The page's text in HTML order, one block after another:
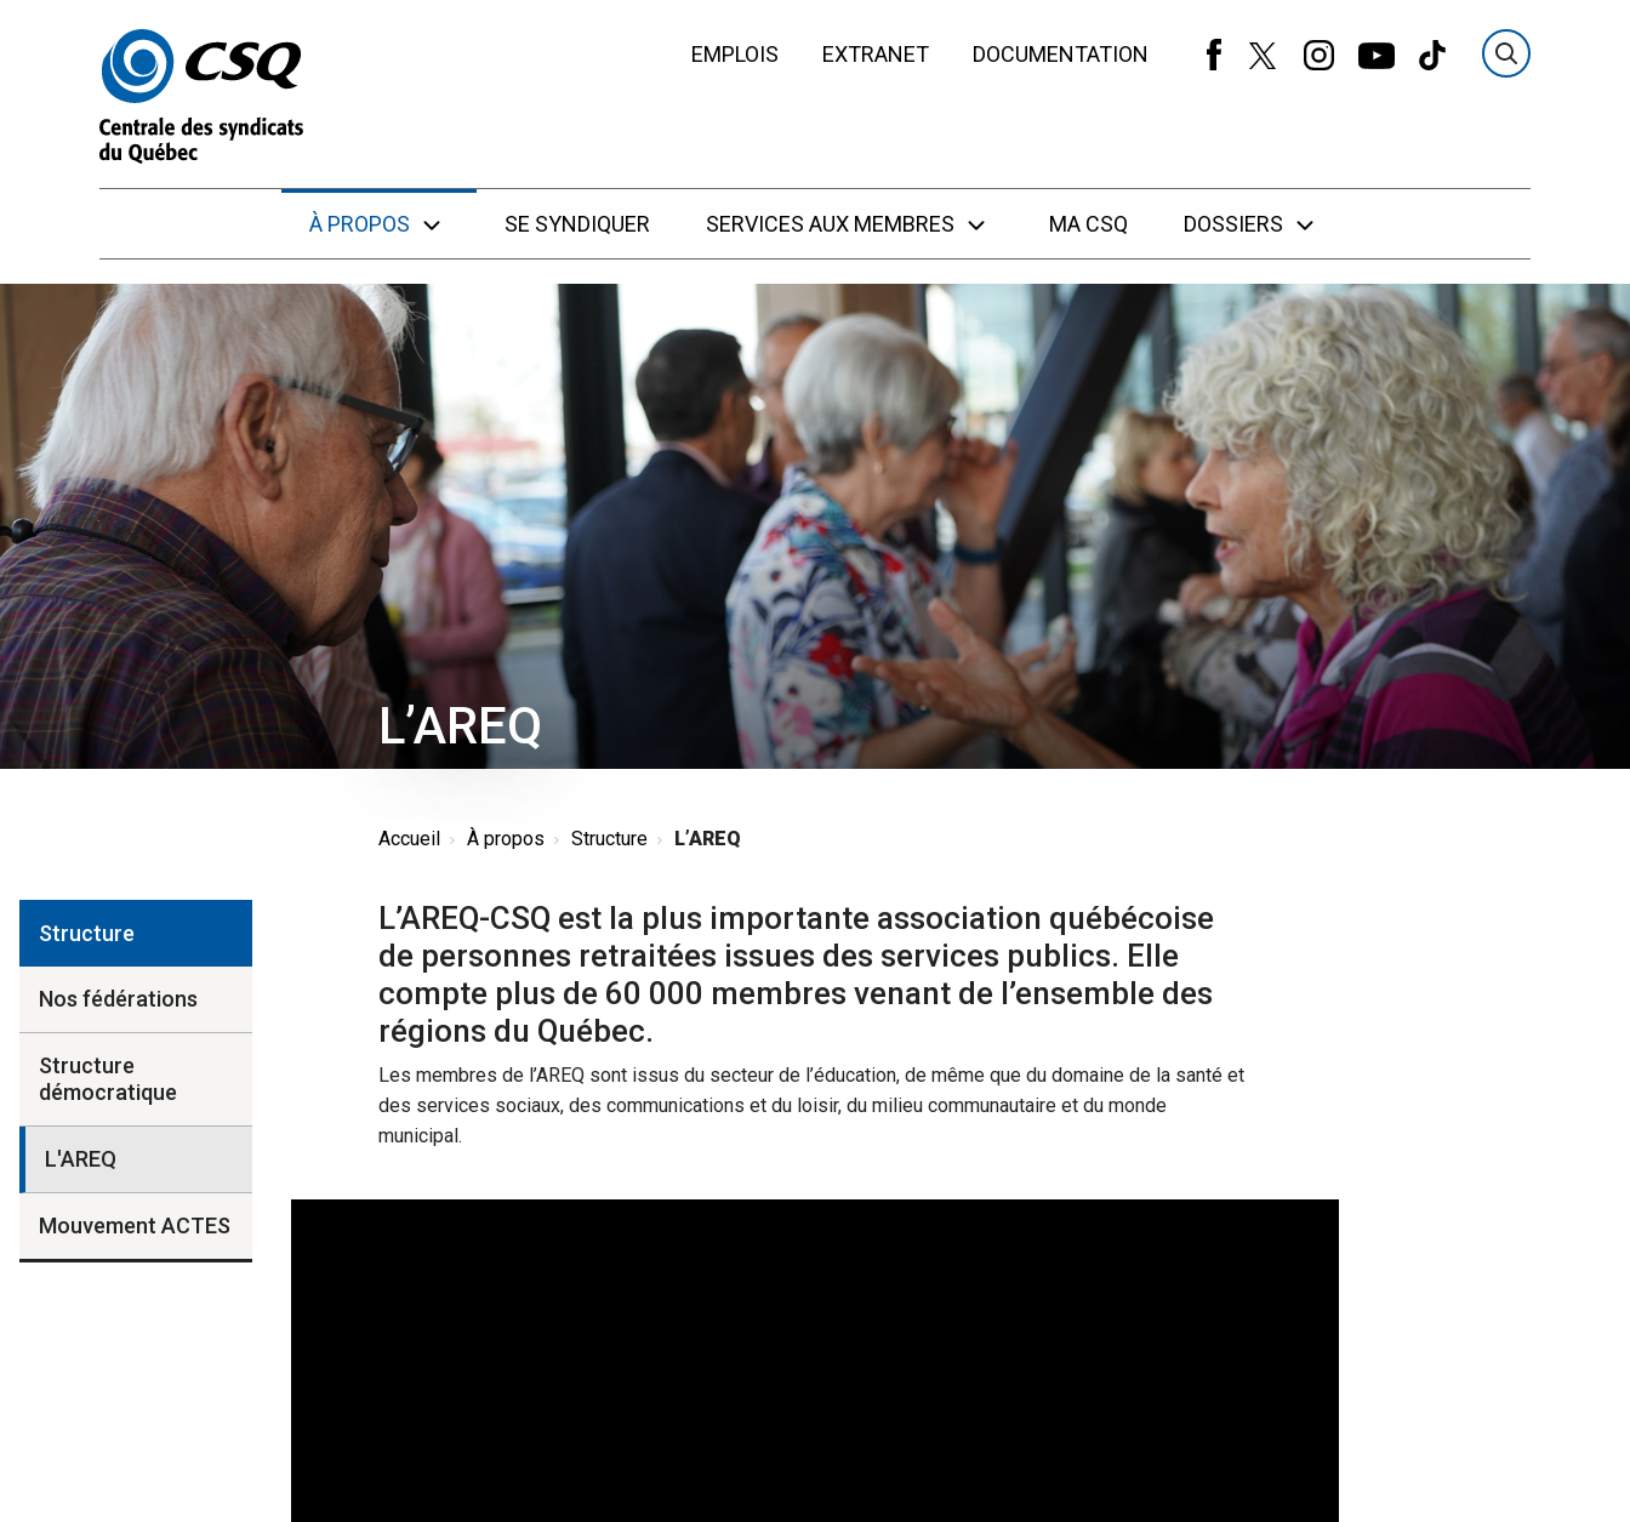
EMPLOIS EXTRANET DOCUMENTATION
À PROPOS SE SYNDIQUER SERVICES AUX MEMBRES MA CSQ DOSSIERS
L’AREQ
Accueil À propos Structure L’AREQ
Structure
Nos fédérations
Structure
démocratique
L'AREQ
Mouvement ACTES
L’AREQ-CSQ est la plus importante association québécoise
de personnes retraitées issues des services publics. Elle
compte plus de 60 000 membres venant de l’ensemble des
régions du Québec.
Les membres de l’AREQ sont issus du secteur de l’éducation, de même que du domaine de la santé et
des services sociaux, des communications et du loisir, du milieu communautaire et du monde
municipal.